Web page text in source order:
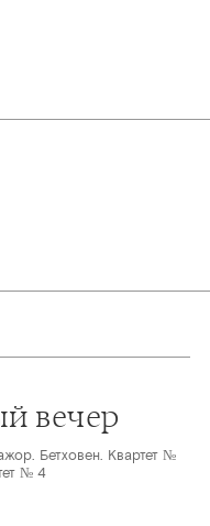
вечер
Бетховен. Квартет №
№ 4